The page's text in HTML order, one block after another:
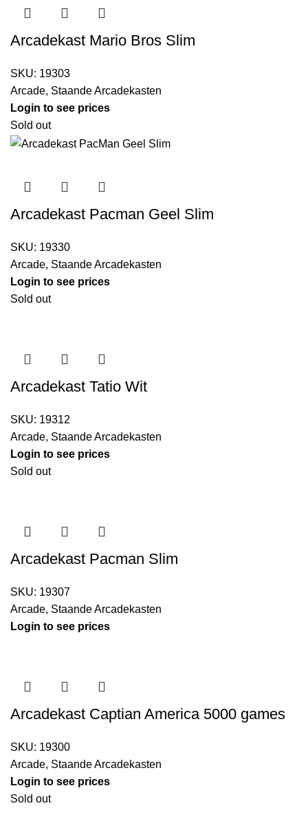
Arcadekast Mario Bros Slim
SKU: 19303
Arcade, Staande Arcadekasten
Login to see prices
Sold out
Arcadekast Pacman Geel Slim
SKU: 19330
Arcade, Staande Arcadekasten
Login to see prices
Sold out
Arcadekast Tatio Wit
SKU: 19312
Arcade, Staande Arcadekasten
Login to see prices
Sold out
Arcadekast Pacman Slim
SKU: 19307
Arcade, Staande Arcadekasten
Login to see prices
Arcadekast Captian America 5000 games
SKU: 19300
Arcade, Staande Arcadekasten
Login to see prices
Sold out